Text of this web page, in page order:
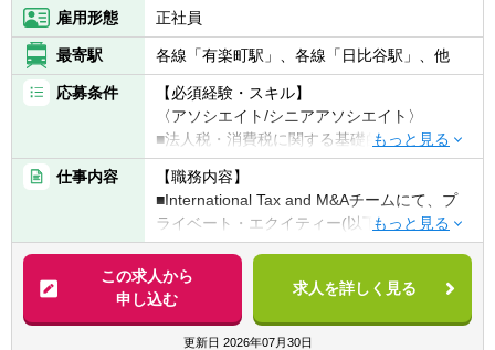
⇒ 成果に応じて事業の中核ポジションを任せ
る環境
■“実行までやる”経験
⇒ 戦略立案だけでなく、現場での実行・改善
まで担う
■将来のキャリアが広がる
⇒ 事業責任者／CFO／起業など、多様なキャ
リアに接続
【キャリアパス】
経営推進部では、成果や意欲に応じて着実に
キャリアを築いていける環境があります。
一人ひとりの志向や成長に合わせて、次のよ
うなステップを描くことが可能です。
雇用形態 正社員
最寄駅 各線「有楽町駅」、各線「日比谷駅」、他
応募条件
【必須経験・スキル】
〈アソシエイト/シニアアソシエイト〉
■法人税・消費税に関する基礎的な知識のあ
る方で、かつ、PEファンド業務に対する興味
を有する方
〈マネジャー以上〉
▽以下のいずれかに当てはまる方
■M&A税務に関する経験
■法人税務に関する経験があり、かつ、PEフ
ァンド業務に対する興味を有する方
仕事内容
【職務内容】
■International Tax and M&Aチームにて、プ
ライベート・エクイティー(以下、PE）ファ
ンドの案件創出、資金調達、買収、バリュー
アップ、売却という一連のライフサイクルに
関連して、ＰＥファンドやその投資先に対す
る、以下のような業務を行っていただくこと
を想定しております。
この求人から
申し込む
求人を詳しく見る
更新日 2026年07月30日